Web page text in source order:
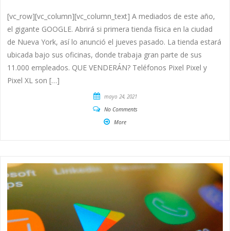
[vc_row][vc_column][vc_column_text] A mediados de este año,
el gigante GOOGLE. Abrirá si primera tienda física en la ciudad
de Nueva York, así lo anunció el jueves pasado. La tienda estará
ubicada bajo sus oficinas, donde trabaja gran parte de sus
11.000 empleados. QUE VENDERÁN? Teléfonos Pixel Pixel y
Pixel XL son […]
mayo 24, 2021
No Comments
More